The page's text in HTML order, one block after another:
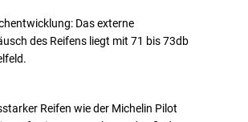
Das externe
des Reifens liegt mit 71 bis 73db
Reifen wie der Michelin Pilot